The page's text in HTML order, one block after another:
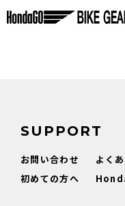
SUPPORT
お問い合わせ よく
初めての方へ